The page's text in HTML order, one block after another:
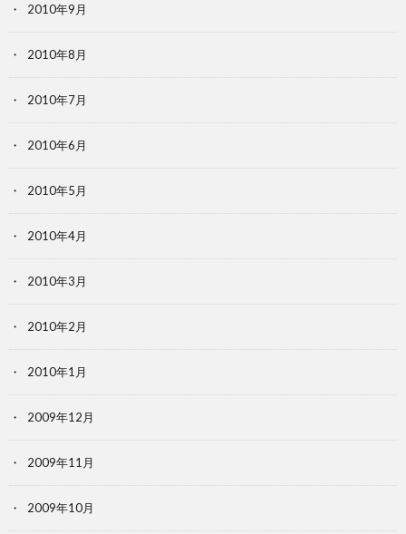
2010年9月
2010年8月
2010年7月
2010年6月
2010年5月
2010年4月
2010年3月
2010年2月
2010年1月
2009年12月
2009年11月
2009年10月